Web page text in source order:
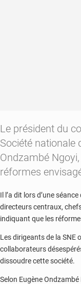
Le président du
Société nationale
Ondzambé
réformes
Il l’a dit lors d’une
directeurs centraux,
indiquant que les
Les dirigeants de la SNE
collaborateurs
dissoudre cette société.
Selon Eugène